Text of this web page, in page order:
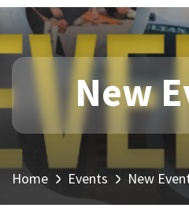
New
Home Events New